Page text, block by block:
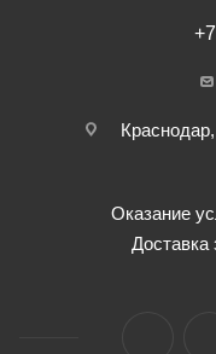
Оказание
Доставка